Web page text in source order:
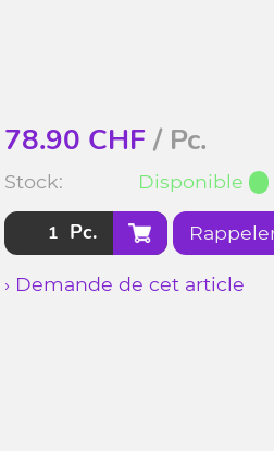
78.90 CHF/ Pc.
Stock: Disponible
Pc.
› Demande de cet article